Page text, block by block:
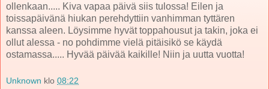
ollenkaan..... Kiva vapaa päivä siis tulossa! Eilen ja
toissapäivänä hiukan perehdyttiin vanhimman tyttären
kanssa aleen. Löysimme hyvät toppahousut ja takin, joka ei
ollut alessa - no pohdimme vielä pitäisikö se käydä
ostamassa..... Hyvää päivää kaikille! Niin ja uutta vuotta!
Unknown klo 08:22